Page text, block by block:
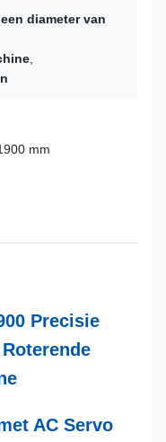
diameter van
mm
Precisie
AC Servo